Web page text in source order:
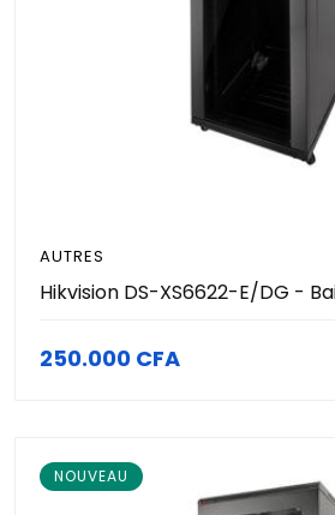
AUTRES
250.000 CFA
NOUVEAU